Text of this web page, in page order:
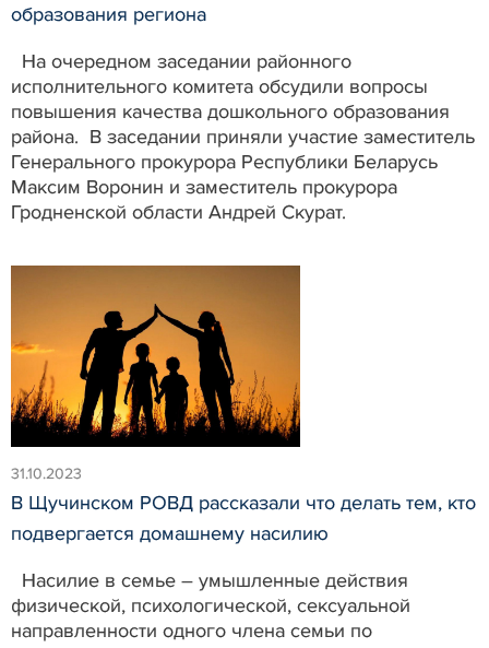
образования региона
На очередном заседании районного
исполнительного комитета обсудили вопросы
повышения качества дошкольного образования
района. В заседании приняли участие заместитель
Генерального прокурора Республики Беларусь
Максим Воронин и заместитель прокурора
Гродненской области Андрей Скурат.
31.10.2023
В Щучинском РОВД рассказали что делать тем, кто
подвергается домашнему насилию
Насилие в семье – умышленные действия
физической, психологической, сексуальной
направленности одного члена семьи по